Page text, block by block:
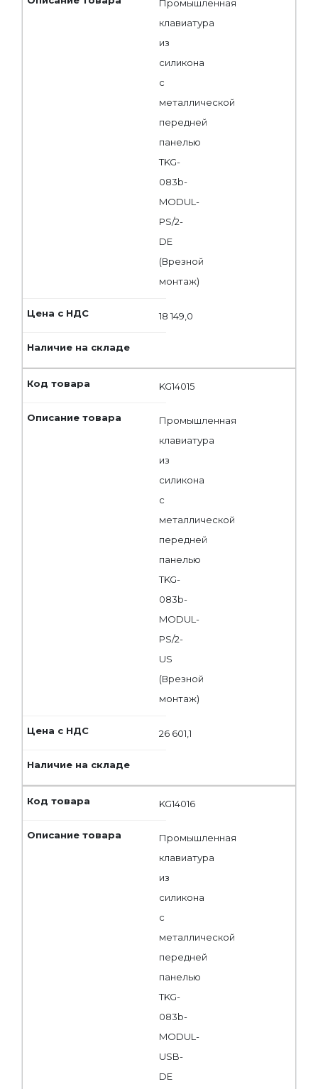
Промышленная
клавиатура
из
силикона
с
металлической
передней
панелью
TKG-
083b-
MODUL-
PS/2-
DE
(Врезной
монтаж)
18 149,0
KG14015
Промышленная
клавиатура
из
силикона
с
металлической
передней
панелью
TKG-
083b-
MODUL-
PS/2-
US
(Врезной
монтаж)
26 601,1
KG14016
Промышленная
клавиатура
из
силикона
с
металлической
передней
панелью
TKG-
083b-
MODUL-
USB-
DE